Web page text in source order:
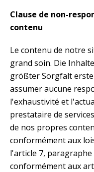
Clause de non-
contenu
Le contenu de notre
grand soin. Die
größter Sorgfalt
assumer aucune
l'exhaustivité et
prestataire de
de nos propres
conformément aux
l'article 7, paragraphe
conformément aux